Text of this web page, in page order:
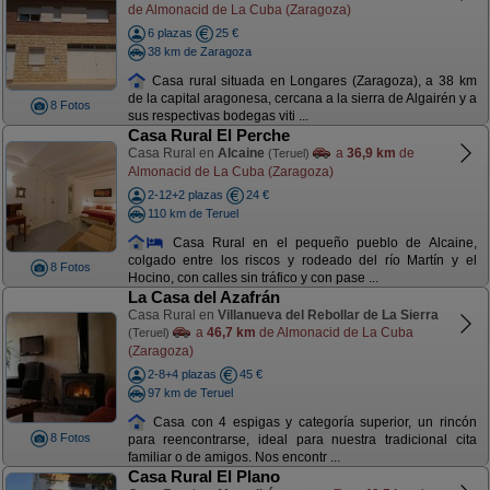
8 Fotos
de Almonacid de La Cuba (Zaragoza)
6 plazas
25 €
38 km de Zaragoza
Casa rural situada en Longares (Zaragoza), a 38 km
de la capital aragonesa, cercana a la sierra de Algairén y a
sus respectivas bodegas viti ...
8 Fotos
Casa Rural El Perche
Casa Rural en Alcaine (Teruel) a 36,9 km de
Almonacid de La Cuba (Zaragoza)
2-12+2 plazas
24 €
110 km de Teruel
Casa Rural en el pequeño pueblo de Alcaine,
colgado entre los riscos y rodeado del río Martín y el
Hocino, con calles sin tráfico y con pase ...
8 Fotos
La Casa del Azafrán
Casa Rural en Villanueva del Rebollar de La Sierra
(Teruel) a 46,7 km de Almonacid de La Cuba
(Zaragoza)
2-8+4 plazas
45 €
97 km de Teruel
Casa con 4 espigas y categoría superior, un rincón
para reencontrarse, ideal para nuestra tradicional cita
familiar o de amigos. Nos encontr ...
Casa Rural El Plano